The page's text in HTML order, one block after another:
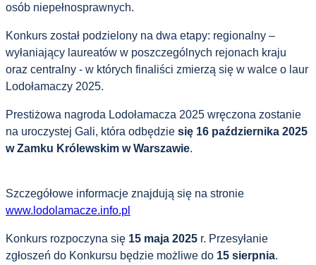
osób niepełnosprawnych.
Konkurs został podzielony na dwa etapy: regionalny –
wyłaniający laureatów w poszczególnych rejonach kraju
oraz centralny - w których finaliści zmierzą się w walce o laur
Lodołamaczy 2025.
Prestiżowa nagroda Lodołamacza 2025 wręczona zostanie
na uroczystej Gali, która odbędzie się 16 października 2025
w Zamku Królewskim w Warszawie.
Szczegółowe informacje znajdują się na stronie
www.lodolamacze.info.pl
Konkurs rozpoczyna się 15 maja 2025 r. Przesyłanie
zgłoszeń do Konkursu będzie możliwe do 15 sierpnia.